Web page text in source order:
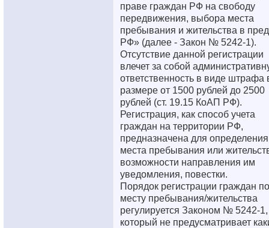
праве граждан РФ на свободу
передвижения, выбора места
пребывания и жительства в
РФ» (далее - Закон № 5242-1).
Отсутствие данной регистрации
влечет за собой
ответственность в виде штрафа
размере от 1500 рублей до 2500
рублей (ст. 19.15 КоАП РФ).
Регистрация, как способ учета
граждан на территории РФ,
предназначена для
места пребывания или
возможности направления им
уведомления, повестки.
Порядок регистрации граждан по
месту пребывания/жительства
регулируется Законом № 5242-1,
который не предусматривает